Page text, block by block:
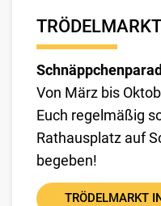
Von März bis
Euch regelmäßig
Rathausplatz auf
begeben!
TRÖDELMARKT